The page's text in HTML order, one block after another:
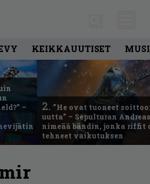
KEIKKAUUTISET
–
2. ”He ovat tuoneet
uutta” – Sepulturan
nimeää bändin, jonka riffit
tehneet vaikutuksen